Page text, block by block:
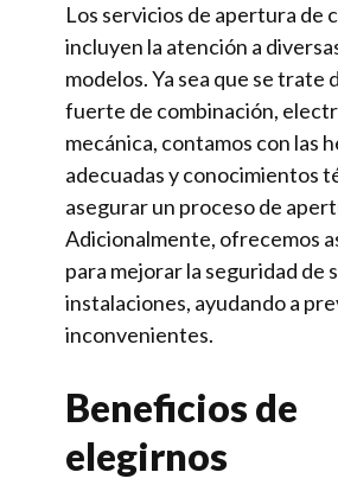
Los servicios de apertura de
incluyen la atención a
modelos. Ya sea que se trate
fuerte de combinación,
mecánica, contamos con las
adecuadas y conocimientos
asegurar un proceso de
Adicionalmente, ofrecemos
para mejorar la seguridad de
instalaciones, ayudando a
inconvenientes.
Beneficios de
elegirnos